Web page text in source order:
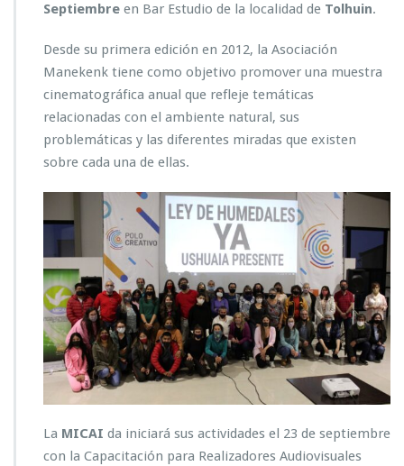
Septiembre en Bar Estudio de la localidad de Tolhuin.
Desde su primera edición en 2012, la Asociación
Manekenk tiene como objetivo promover una muestra
cinematográfica anual que refleje temáticas
relacionadas con el ambiente natural, sus
problemáticas y las diferentes miradas que existen
sobre cada una de ellas.
La MICAI da iniciará sus actividades el 23 de septiembre
con la Capacitación para Realizadores Audiovisuales